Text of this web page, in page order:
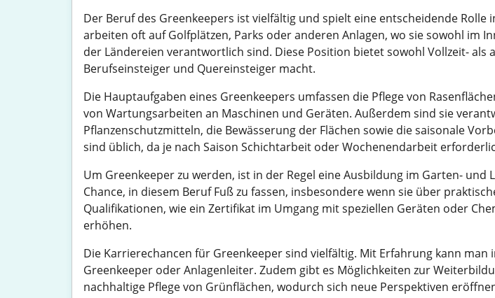
Der Beruf des Greenkeepers ist vielfältig und spielt eine entscheidende
arbeiten oft auf Golfplätzen, Parks oder anderen Anlagen, wo sie sowohl im
der Ländereien verantwortlich sind. Diese Position bietet sowohl Vollzeit- als
Berufseinsteiger und Quereinsteiger macht.
Die Hauptaufgaben eines Greenkeepers umfassen die Pflege von
von Wartungsarbeiten an Maschinen und Geräten. Außerdem sind sie
Pflanzenschutzmitteln, die Bewässerung der Flächen sowie die saisonale
sind üblich, da je nach Saison Schichtarbeit oder Wochenendarbeit
Um Greenkeeper zu werden, ist in der Regel eine Ausbildung im Garten-
Chance, in diesem Beruf Fuß zu fassen, insbesondere wenn sie über
Qualifikationen, wie ein Zertifikat im Umgang mit speziellen Geräten oder
erhöhen.
Die Karrierechancen für Greenkeeper sind vielfältig. Mit Erfahrung kann
Greenkeeper oder Anlagenleiter. Zudem gibt es Möglichkeiten zur
nachhaltige Pflege von Grünflächen, wodurch sich neue Perspektiven